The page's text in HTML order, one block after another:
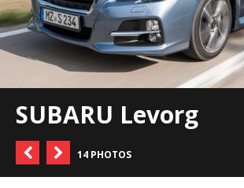
SUBARU Levorg
14 PHOTOS